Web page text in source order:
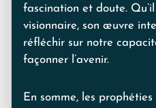
fascination et doute.
visionnaire, son œuvre
réfléchir sur notre
façonner l’avenir.
En somme, les prophéties